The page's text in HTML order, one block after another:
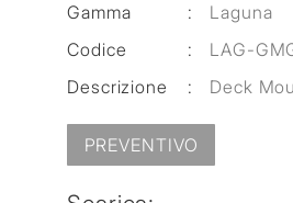
Gamma :
Laguna
Codice
:
LAG-
Descrizione
: Deck
PREVENTIVO